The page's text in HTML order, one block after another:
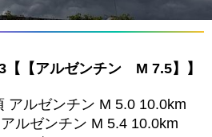
【アルゼンチン M 7.5】】
アルゼンチン M 5.0 10.0km
ルゼンチン M 5.4 10.0km